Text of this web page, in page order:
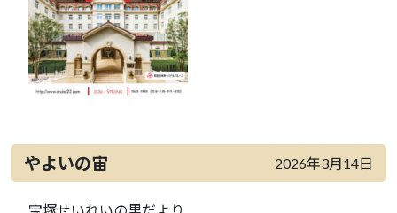
やよいの宙 2026年3月14日